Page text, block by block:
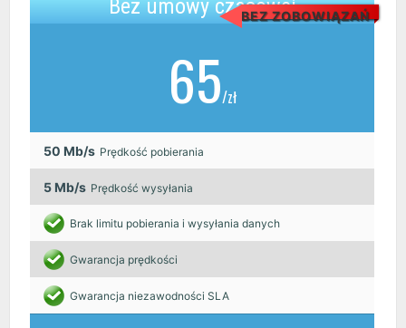
BEZ ZOBOWIĄZAŃ
Bez umowy czasowej
65/zł
50 Mb/s Prędkość pobierania
5 Mb/s Prędkość wysyłania
Brak limitu pobierania i wysyłania danych
Gwarancja prędkości
Gwarancja niezawodności SLA